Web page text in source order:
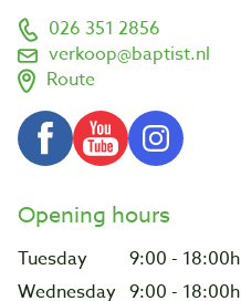
026 351 2856
verkoop@baptist.nl
Route
Opening hours
Tuesday
9:00 - 18:00h
Wednesday 9:00 - 18:00h